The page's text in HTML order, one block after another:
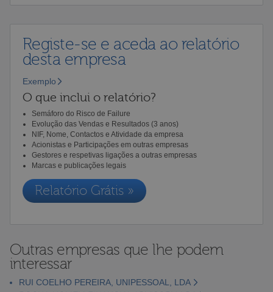
Registe-se e aceda ao relatório
desta empresa
Exemplo
O que inclui o relatório?
Semáforo do Risco de Failure
Evolução das Vendas e Resultados (3 anos)
NIF, Nome, Contactos e Atividade da empresa
Acionistas e Participações em outras empresas
Gestores e respetivas ligações a outras empresas
Marcas e publicações legais
Relatório Grátis »
Outras empresas que lhe podem
interessar
RUI COELHO PEREIRA, UNIPESSOAL, LDA